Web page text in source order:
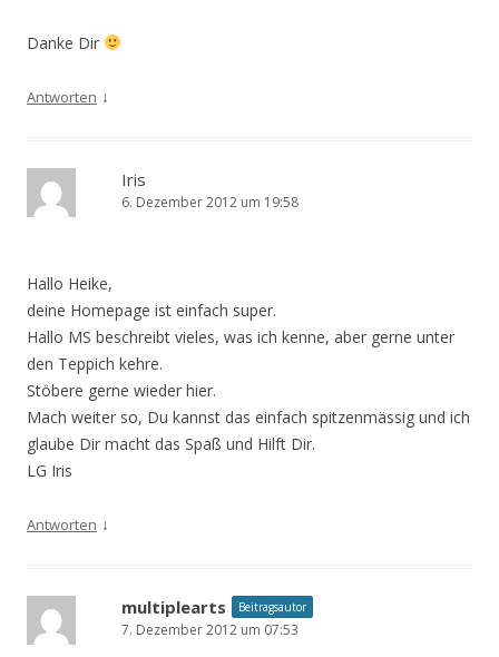
Danke Dir
Antworten ↓
Iris
6. Dezember 2012 um 19:58
Hallo Heike,
deine Homepage ist einfach super.
Hallo MS beschreibt vieles, was ich kenne, aber gerne unter
den Teppich kehre.
Stöbere gerne wieder hier.
Mach weiter so, Du kannst das einfach spitzenmässig und ich
glaube Dir macht das Spaß und Hilft Dir.
LG Iris
Antworten ↓
multiplearts Beitragsautor
7. Dezember 2012 um 07:53